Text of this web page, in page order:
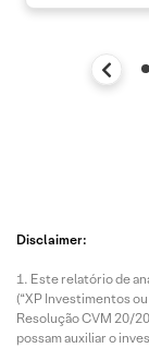
Disclaimer:
Este relatório de
(“XP Investimentos
Resolução CVM 20/
possam auxiliar o